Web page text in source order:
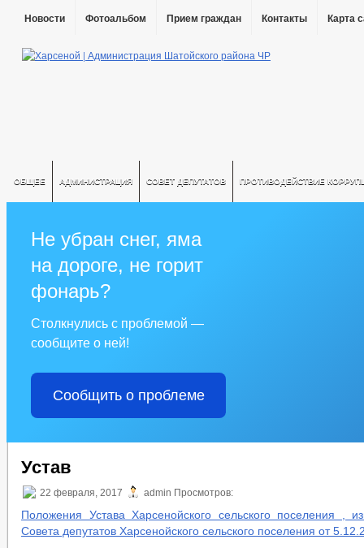
Новости Фотоальбом Прием граждан Контакты Карта
ОБЩЕЕ АДМИНИСТРАЦИЯ СОВЕТ ДЕПУТАТОВ ПРОТИВОДЕЙСТВИЕ
Не убран снег, яма
на дороге, не горит
фонарь?
Столкнулись с проблемой —
сообщите о ней!
Сообщить о проблеме
Устав
22 февраля, 2017 admin Просмотров:
Положения Устава Харсенойского сельского поселения ,
Совета депутатов Харсенойского сельского поселения от